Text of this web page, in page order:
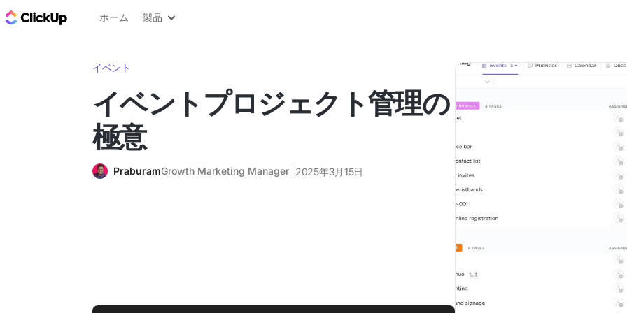
ClickUp ブログ
ホーム 製品
イベント
イベントプロジェクト管理の
極意
PraburamGrowth Marketing Manager 2025年3月15日